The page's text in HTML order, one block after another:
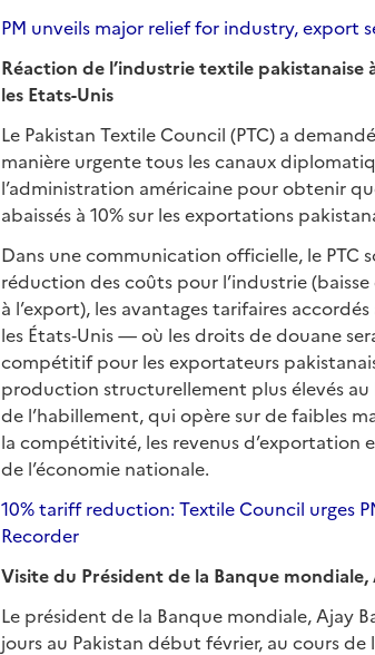
PM unveils major relief for industry, export
Réaction de l’industrie textile pakistanaise
les Etats-Unis
Le Pakistan Textile Council (PTC) a
manière urgente tous les canaux
l’administration américaine pour obtenir
abaissés à 10% sur les exportations
Dans une communication officielle, le PTC
réduction des coûts pour l’industrie
à l’export), les avantages tarifaires
les États‑Unis — où les droits de douane
compétitif pour les exportateurs
production structurellement plus élevés
de l’habillement, qui opère sur de faibles
la compétitivité, les revenus d’exportation
de l’économie nationale.
10% tariff reduction: Textile Council urges
Recorder
Visite du Président de la Banque mondiale,
Le président de la Banque mondiale, Ajay
jours au Pakistan début février, au cours